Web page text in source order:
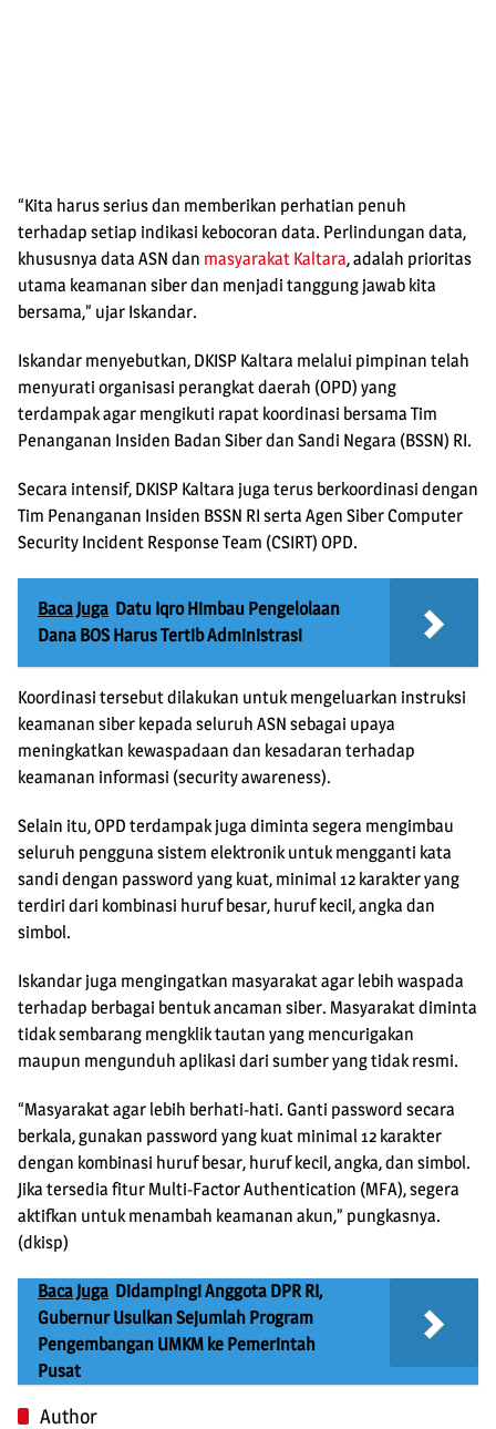
“Kita harus serius dan memberikan perhatian penuh
terhadap setiap indikasi kebocoran data. Perlindungan data,
khususnya data ASN dan masyarakat Kaltara, adalah prioritas
utama keamanan siber dan menjadi tanggung jawab kita
bersama,” ujar Iskandar.
Iskandar menyebutkan, DKISP Kaltara melalui pimpinan telah
menyurati organisasi perangkat daerah (OPD) yang
terdampak agar mengikuti rapat koordinasi bersama Tim
Penanganan Insiden Badan Siber dan Sandi Negara (BSSN) RI.
Secara intensif, DKISP Kaltara juga terus berkoordinasi dengan
Tim Penanganan Insiden BSSN RI serta Agen Siber Computer
Security Incident Response Team (CSIRT) OPD.
Baca Juga Datu Iqro Himbau Pengelolaan
Dana BOS Harus Tertib Administrasi
Koordinasi tersebut dilakukan untuk mengeluarkan instruksi
keamanan siber kepada seluruh ASN sebagai upaya
meningkatkan kewaspadaan dan kesadaran terhadap
keamanan informasi (security awareness).
Selain itu, OPD terdampak juga diminta segera mengimbau
seluruh pengguna sistem elektronik untuk mengganti kata
sandi dengan password yang kuat, minimal 12 karakter yang
terdiri dari kombinasi huruf besar, huruf kecil, angka dan
simbol.
Iskandar juga mengingatkan masyarakat agar lebih waspada
terhadap berbagai bentuk ancaman siber. Masyarakat diminta
tidak sembarang mengklik tautan yang mencurigakan
maupun mengunduh aplikasi dari sumber yang tidak resmi.
“Masyarakat agar lebih berhati-hati. Ganti password secara
berkala, gunakan password yang kuat minimal 12 karakter
dengan kombinasi huruf besar, huruf kecil, angka, dan simbol.
Jika tersedia fitur Multi-Factor Authentication (MFA), segera
aktifkan untuk menambah keamanan akun,” pungkasnya.
(dkisp)
Baca Juga Didampingi Anggota DPR RI,
Gubernur Usulkan Sejumlah Program
Pengembangan UMKM ke Pemerintah
Pusat
Author